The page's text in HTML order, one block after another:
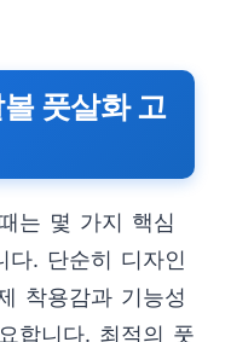
풋살화 고
는 몇 가지 핵심
다. 단순히 디자인
착용감과 기능성
합니다. 최적의 풋